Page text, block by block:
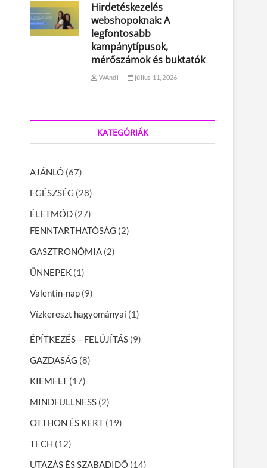
Hirdetéskezelés
webshopoknak: A
legfontosabb
kampánytípusok,
mérőszámok és buktatók
WAndi július 11, 2026
KATEGÓRIÁK
AJÁNLÓ (67)
EGÉSZSÉG (28)
ÉLETMÓD (27)
FENNTARTHATÓSÁG (2)
GASZTRONÓMIA (2)
ÜNNEPEK (1)
Valentin-nap (9)
Vízkereszt hagyományai (1)
ÉPÍTKEZÉS – FELÚJÍTÁS (9)
GAZDASÁG (8)
KIEMELT (17)
MINDFULLNESS (2)
OTTHON ÉS KERT (19)
TECH (12)
UTAZÁS ÉS SZABADIDŐ (14)